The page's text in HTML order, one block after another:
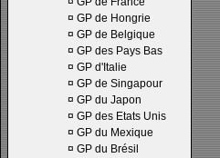
¤ GP de Hongrie
¤ GP de Belgique
¤ GP des Pays Bas
¤ GP d'Italie
¤ GP de Singapour
¤ GP du Japon
¤ GP des Etats Unis
¤ GP du Mexique
¤ GP du Brésil